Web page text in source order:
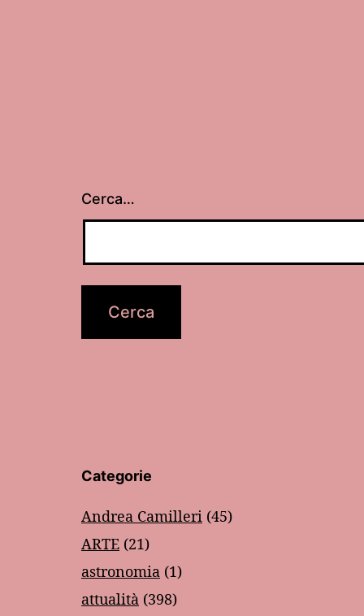
Cerca…
Categorie
Andrea Camilleri (45)
ARTE (21)
astronomia (1)
attualità (398)